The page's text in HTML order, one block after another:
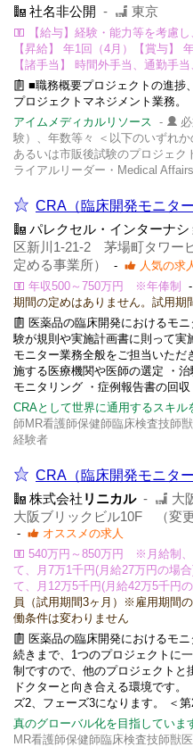
社名非公開 - 東京
【給与】経験・能力等を考慮
【昇給】 年1回（4月）【賞与】
【諸手当】 時間外手当、通勤手
■職務概要プロジェクトの進捗
プロジェクトマネジメント業務。
アイムメディカルリソース
-
験）、年数等々 ＜以下のいずれ
あるいは市販後試験のプロジェク
ライアルリーダー・Medical
CRA（臨床開発モニタ
パレクセル・インターナ
区新川1-21-2 茅場町タワー
定める事業所）
-
人気の求
年収500～750万円 ※年俸制
-
期間の定めはありません。試用期
医薬品の臨床開発におけるモ
験が規則や実施計画書に則って実
モニター業務全般をご担当いた
施する医療機関や医師の選定 ・
モニタリング ・症例報告書の回収
CRAとして世界に通用するスキル
師MR看護師保健師臨床検査技師
経験者
CRA（臨床開発モニタ
株式会社 リニカル -
大
大阪ブリックビル10F （変
-
オススメの求人
540万円～850万円 ※月給制
て、月7万1千円(月給27万円の場
て、月12万5千円(月給42万5千円
員（試用期間3ヶ月）※雇用期間
働条件は変わりません
医薬品の臨床開発におけるモ
続きまで、1つのプロジェクトに
制ですので、他のプロジェクトと
ドクターと向き合える環境です
ズ2、フェーズ3になります。 ＜第
真のグローバル化を目指していま
MR看護師保健師臨床検査技師獣